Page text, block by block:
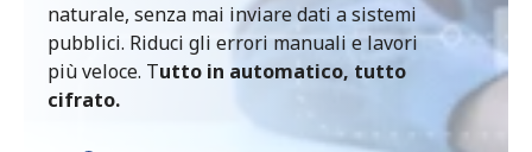
naturale, senza mai inviare dati a sistemi
pubblici. Riduci gli errori manuali e lavori
più veloce. Tutto in automatico, tutto
cifrato.